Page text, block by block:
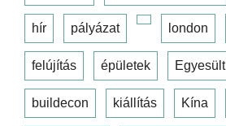
hír pályázat london
felújítás épületek
buildecon kiállítás Kína